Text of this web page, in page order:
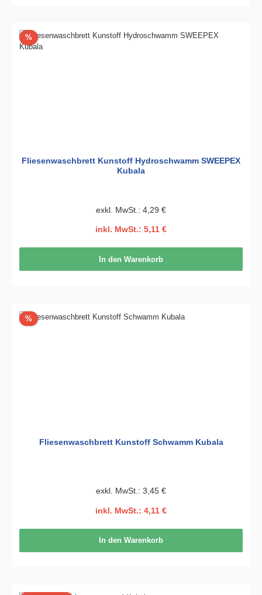
%Rabatt
Fliesenwaschbrett Kunstoff Hydroschwamm SWEEPEX
Kubala
exkl. MwSt.: 4,29 €
inkl. MwSt.: 5,11 €
In den Warenkorb
%Rabatt
Fliesenwaschbrett Kunstoff Schwamm Kubala
exkl. MwSt.: 3,45 €
inkl. MwSt.: 4,11 €
In den Warenkorb